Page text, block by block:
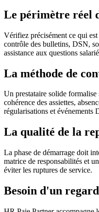
Le périmètre réel
Vérifiez précisément ce qui
contrôle des bulletins, DSN,
assistance aux questions
La méthode de
Un prestataire solide formalise
cohérence des assiettes,
régularisations et événements
La qualité de la
La phase de démarrage doit
matrice de responsabilités et
éviter les ruptures de service.
Besoin d'un